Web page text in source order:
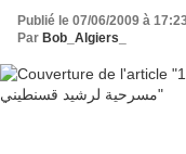
Publié le 07/06/2009 à
Par Bob_Algiers_